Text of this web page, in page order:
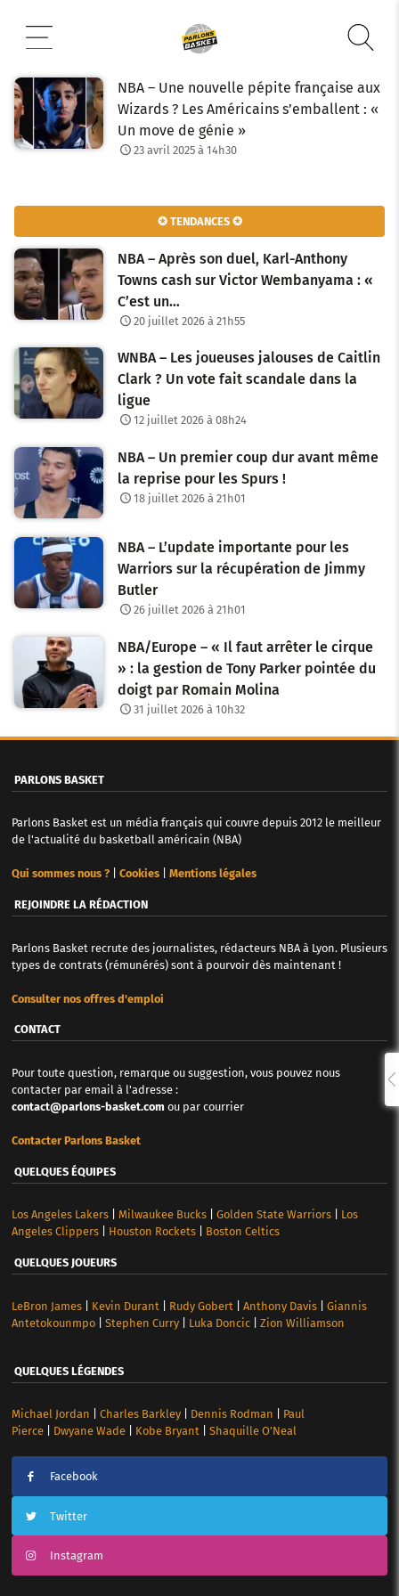
contenu
NBA – Une nouvelle pépite française aux
Wizards ? Les Américains s’emballent : «
Un move de génie »
23 avril 2025 à 14h30
✪ TENDANCES ✪
NBA – Après son duel, Karl-Anthony
Towns cash sur Victor Wembanyama : «
C’est un…
20 juillet 2026 à 21h55
WNBA – Les joueuses jalouses de Caitlin
Clark ? Un vote fait scandale dans la
ligue
12 juillet 2026 à 08h24
NBA – Un premier coup dur avant même
la reprise pour les Spurs !
18 juillet 2026 à 21h01
NBA – L’update importante pour les
Warriors sur la récupération de Jimmy
Butler
26 juillet 2026 à 21h01
NBA/Europe – « Il faut arrêter le cirque
» : la gestion de Tony Parker pointée du
doigt par Romain Molina
31 juillet 2026 à 10h32
PARLONS BASKET
Parlons Basket est un média français qui couvre depuis 2012 le meilleur
de l'actualité du basketball américain (NBA)
Qui sommes nous ?| Cookies| Mentions légales
REJOINDRE LA RÉDACTION
Parlons Basket recrute des journalistes, rédacteurs NBA à Lyon. Plusieurs
types de contrats (rémunérés) sont à pourvoir dès maintenant !
Consulter nos offres d'emploi
CONTACT
Pour toute question, remarque ou suggestion, vous pouvez nous
contacter par email à l'adresse :
contact@parlons-basket.com ou par courrier
Contacter Parlons Basket
QUELQUES ÉQUIPES
Los Angeles Lakers| Milwaukee Bucks| Golden State Warriors| Los
Angeles Clippers| Houston Rockets| Boston Celtics
QUELQUES JOUEURS
LeBron James| Kevin Durant Rudy Gobert Anthony Davis| Giannis
Antetokounmpo| Stephen Curry| Luka Doncic| Zion Williamson
QUELQUES LÉGENDES
Michael Jordan Charles Barkley| Dennis Rodman
Paul
Pierce| Dwyane Wade| Kobe Bryant| Shaquille O’Neal
Facebook
Twitter
Instagram